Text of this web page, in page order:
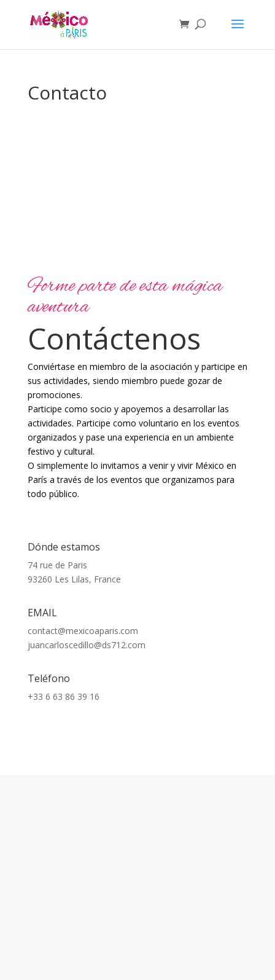
Contacto
Forme parte de esta mágica
aventura
Contáctenos
Conviértase en miembro de la asociación y participe en
sus actividades, siendo miembro puede gozar de
promociones.
Participe como socio y apoyemos a desarrollar las
actividades. Participe como voluntario en los eventos
organizados y pase una experiencia en un ambiente
festivo y cultural.
O simplemente lo invitamos a venir y vivir México en
París a través de los eventos que organizamos para
todo público.
Dónde estamos
74 rue de Paris
93260 Les Lilas, France
EMAIL
contact@mexicoaparis.com
juancarloscedillo@ds712.com
Teléfono
+33 6 63 86 39 16